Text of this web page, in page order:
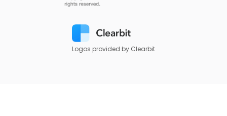
Logos provided by Clearbit